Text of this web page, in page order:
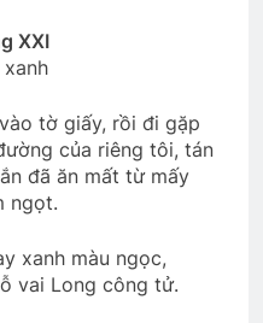
có em
2 Years Ago
XXI
tờ giấy, rồi đi gặp
của riêng tôi, tán
đã ăn mất từ mấy
ngọt.
xanh màu ngọc,
vai Long công tử.